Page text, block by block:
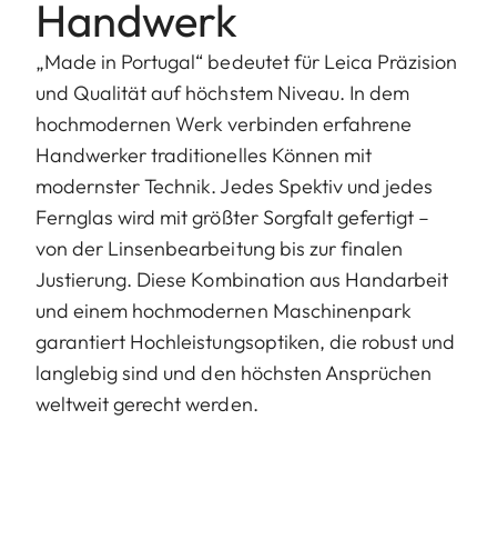
Handwerk
„Made in Portugal“ bedeutet für Leica Präzision
und Qualität auf höchstem Niveau. In dem
hochmodernen Werk verbinden erfahrene
Handwerker traditionelles Können mit
modernster Technik. Jedes Spektiv und jedes
Fernglas wird mit größter Sorgfalt gefertigt –
von der Linsenbearbeitung bis zur finalen
Justierung. Diese Kombination aus Handarbeit
und einem hochmodernen Maschinenpark
garantiert Hochleistungsoptiken, die robust und
langlebig sind und den höchsten Ansprüchen
weltweit gerecht werden.